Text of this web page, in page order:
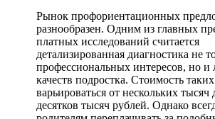
Рынок профориентационных
разнообразен. Одним из главных
платных исследований считается
детализированная диагностика не
профессиональных интересов, но и
качеств подростка. Стоимость
варьироваться от нескольких тысяч
десятков тысяч рублей. Однако